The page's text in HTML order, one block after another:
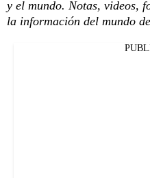
y el mundo. Notas, videos,
la información del mundo